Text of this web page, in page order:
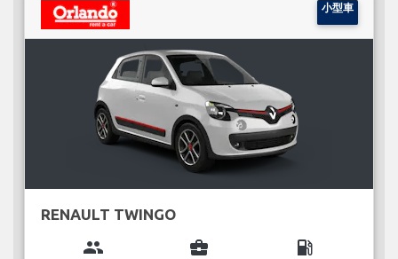
小型車
RENAULT TWINGO
group business_center local_gas_station